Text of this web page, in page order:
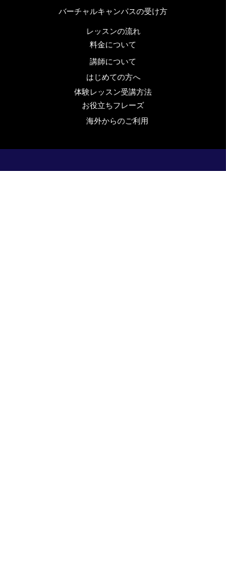
バーチャルキャンパスの受け方
レッスンの流れ
料金について
講師について
はじめての方へ
体験レッスン受講方法
お役立ちフレーズ
海外からのご利用